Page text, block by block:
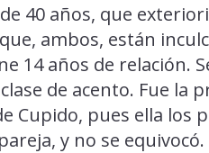
40 años, que
ambos, están
14 años de relación.
de acento. Fue la
Cupido, pues ella los
y no se equivocó.